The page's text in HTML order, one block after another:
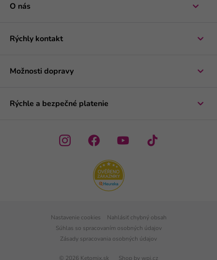
O nás
Rýchly kontakt
Možnosti dopravy
Rýchle a bezpečné platenie
© 2026 Ketomix.sk
Nastavenie cookies
Nahlásiť chybný obsah
Súhlas so spracovaním osobných údajov
Zásady spracovania osobných údajov
Shop by wpj.cz